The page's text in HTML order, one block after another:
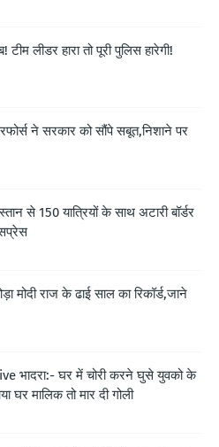
लीडर हारा तो पूरी पुलिस हारेगी!
ने सरकार को सौंपे सबूत,निशाने पर
से 150 यात्रियों के साथ अटारी बॉर्डर
मोदी राज के ढाई साल का रिकॉर्ड,जाने
भादरा:- घर में चोरी करने घुसे युवको के
मालिक तो मार दी गोली